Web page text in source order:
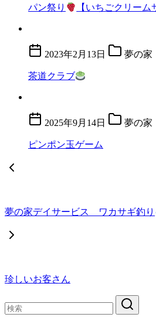
パン祭り 【いちごクリーム
2023年2月13日 夢の家
茶道クラブ
2025年9月14日 夢の家
ピンポン玉ゲーム
夢の家デイサービス ワカサギ釣り
珍しいお客さん